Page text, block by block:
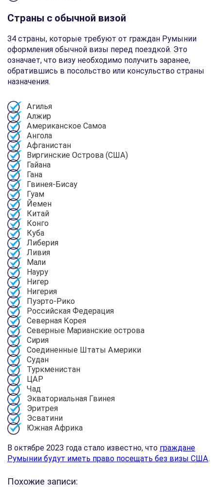
Страны с обычной визой
34 страны, которые требуют от граждан Румынии
оформления обычной визы перед поездкой. Это
означает, что визу необходимо получить заранее,
обратившись в посольство или консульство страны
назначения.
Агилья
Алжир
Американское Самоа
Ангола
Афганистан
Виргинские Острова (США)
Гайана
Гана
Гвинея-Бисау
Гуам
Йемен
Китай
Конго
Куба
Либерия
Ливия
Мали
Науру
Нигер
Нигерия
Пуэрто-Рико
Российская Федерация
Северная Корея
Северные Марианские острова
Сирия
Соединенные Штаты Америки
Судан
Туркменистан
ЦАР
Чад
Экваториальная Гвинея
Эритрея
Эсватини
Южная Африка
В октябре 2023 года стало известно, что граждане
Румынии будут иметь право посещать без визы США.
Похожие записи: